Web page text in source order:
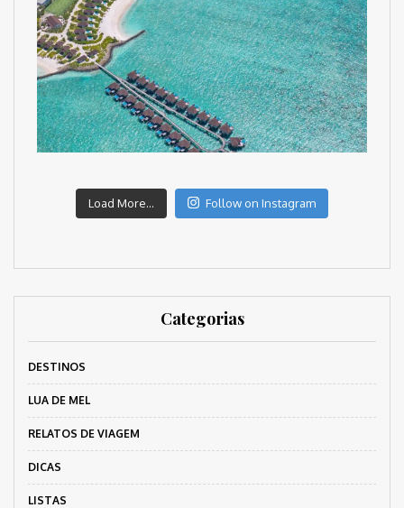
Load More... Follow on Instagram
Categorias
DESTINOS
LUA DE MEL
RELATOS DE VIAGEM
DICAS
LISTAS